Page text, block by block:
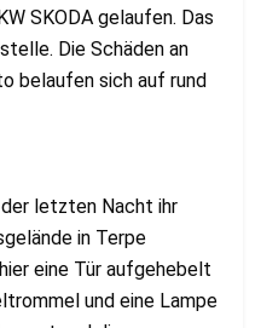
SKODA gelaufen. Das
Die Schäden an
belaufen sich auf rund
der letzten Nacht ihr
in Terpe
eine Tür aufgehebelt
und eine Lampe